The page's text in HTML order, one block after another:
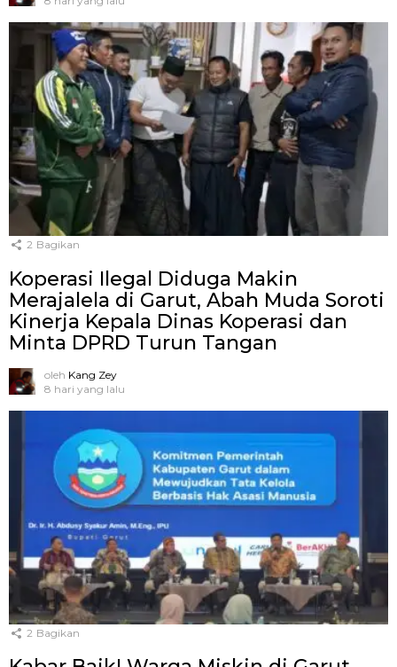
2 Bagikan
Koperasi Ilegal Diduga Makin
Merajalela di Garut, Abah Muda Soroti
Kinerja Kepala Dinas Koperasi dan
Minta DPRD Turun Tangan
oleh Kang Zey
8 hari yang lalu
2 Bagikan